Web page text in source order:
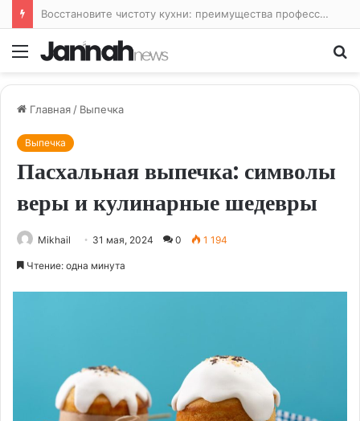
Лайфхаки для кухни: облегчаем жизнь на кухне и готовим с удовольствием
Меню
Главная / Выпечка
Выпечка
Пасхальная выпечка: символы
веры и кулинарные шедевры
Mikhail 31 мая, 2024 0 1 194
Чтение: одна минута